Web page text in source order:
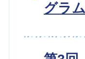
グラ